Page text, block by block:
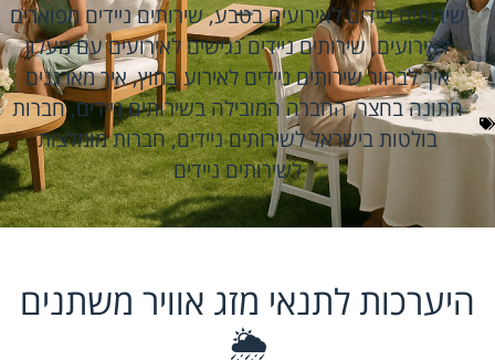
שירותים ניידים לאירועים בטבע,שירותים ניידים מפוארים
לאירועים,שירותים ניידים נגישים לאירועים עם מעלון
איך לבחור שירותים ניידים לאירוע בחוץ,איך מארגנים
חתונה בחצר,החברה המובילה בשירותים ניידים,חברות
בולטות בישראל לשירותים ניידים,חברות מומלצות
לשירותים ניידים
היערכות לתנאי מזג אוויר משתנים
🌦️